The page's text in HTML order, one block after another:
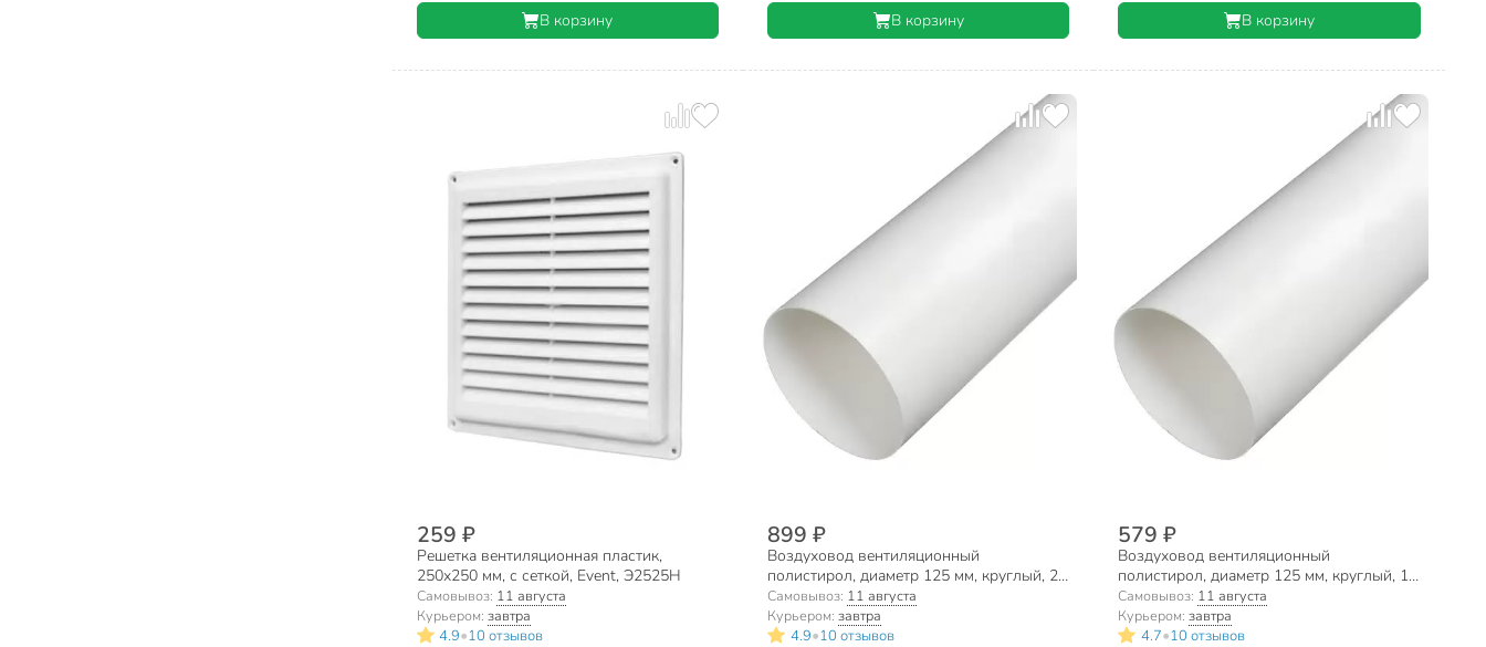
В корзину В корзину В корзину
259 ₽
Решетка вентиляционная пластик,
250х250 мм, с сеткой, Event, Э2525Н
Самовывоз: 11 августа
Курьером: завтра
4.9•10 отзывов
899 ₽
Воздуховод вентиляционный
полистирол, диаметр 125 мм, круглый, 2
м, Event, 125В2
Самовывоз: 11 августа
Курьером: завтра
4.9•10 отзывов
579 ₽
Воздуховод вентиляционный
полистирол, диаметр 125 мм, круглый, 1
м, Event, 125В1
Самовывоз: 11 августа
Курьером:завтра
4.7•10 отзывов